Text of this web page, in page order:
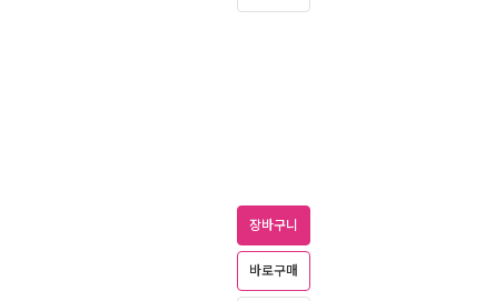
장바구니
바로구매